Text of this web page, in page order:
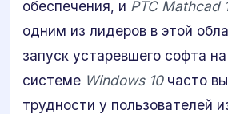
обеспечения, и PTC Mathcad
одним из лидеров в этой
запуск устаревшего софта
системе Windows 10часто
трудности у пользователей